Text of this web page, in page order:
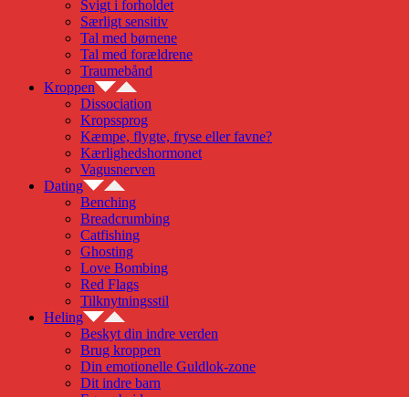
Svigt i forholdet
Særligt sensitiv
Tal med børnene
Tal med forældrene
Traumebånd
Kroppen
Dissociation
Kropssprog
Kæmpe, flygte, fryse eller favne?
Kærlighedshormonet
Vagusnerven
Dating
Benching
Breadcrumbing
Catfishing
Ghosting
Love Bombing
Red Flags
Tilknytningsstil
Heling
Beskyt din indre verden
Brug kroppen
Din emotionelle Guldlok-zone
Dit indre barn